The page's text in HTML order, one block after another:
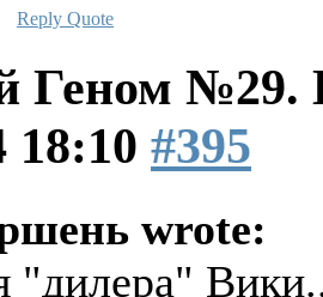
Reply Quote
Геном №29.
18:10 #395
wrote:
"дилера"